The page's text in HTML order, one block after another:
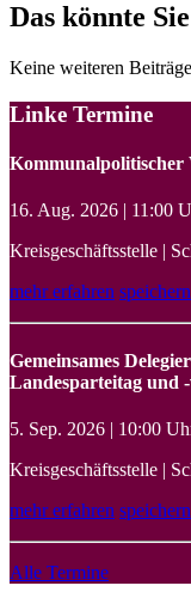
Das könnte
Keine weiteren Beiträge
Linke Termine
Kommunalpolitischer
16. Aug. 2026 | 11:00
Kreisgeschäftsstelle |
mehr erfahren speichern
Gemeinsames
Landesparteitag und
5. Sep. 2026 | 10:00
Kreisgeschäftsstelle |
mehr erfahren speichern
Alle Termine